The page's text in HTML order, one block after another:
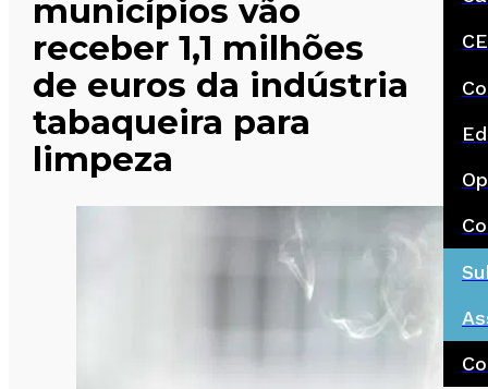
municípios vão
receber 1,1 milhões
de euros da indústria
tabaqueira para
limpeza